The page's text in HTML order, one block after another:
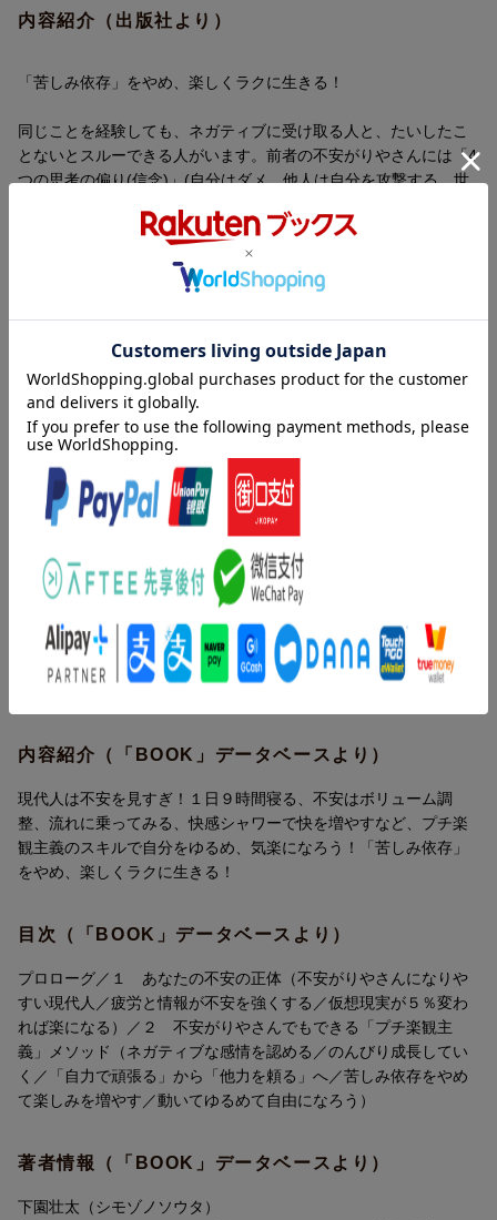
内容紹介（出版社より）
「苦しみ依存」をやめ、楽しくラクに生きる！
同じことを経験しても、ネガティブに受け取る人と、たいしたこ
とないとスルーできる人がいます。前者の不安がりやさんには「4
つの思考の偏り(信念)」(自分はダメ、他人は自分を攻撃する、世
います。かといって、楽観的になるのはリスクを避けられなくな
ると怖く、なぜか罪悪感も覚えてしまう。不安だらけの日々はし
んどく、エネルギーも消耗するため、うつの原因にもなります。
になれるメソッド。性格を変えるのではなく心の「状態」を変
え、過剰不安で消耗しないことを目指します。
「不安はエスカレーションする」「疲労と情報が不安を強くす
る」など不安の正体を知り、「不安はなくそうとせずボリューム
調整」「1日9時間寝る」「自己決定をやめて神頼みしてみる」
「快感シャワーで快を増やす」「苦しみ依存をやめる」などさま
ざまなプチ楽観主義のテクニックを紹介。不安でガチガチの自分
を上手にゆるめ、気楽に自由になりましょう！
内容紹介（JPROより）
「苦しみ依存」をやめ、楽しくラクに生きる！
同じことを経験しても、ネガティブに受け取る人と、たいしたこ
とないとスルーできる人がいます。前者の不安がりやさんには「4
つの思考の偏り(信念)」(自分はダメ、他人は自分を攻撃する、世
の中は搾取的、未来は危険)があり、それに基づいた世界で生きて
います。かといって、楽観的になるのはリスクを避けられなくな
ると怖く、なぜか罪悪感も覚えてしまう。不安だらけの日々はし
んどく、エネルギーも消耗するため、うつの原因にもなります。
プチ楽観主義はそんな不安がりやさんが、ちょっとだけ楽観寄り
になれるメソッド。性格を変えるのではなく心の「状態」を変
「不安はエスカレーションする」「疲労と情報が不安を強くす
調整」「1日9時間寝る」「自己決定をやめて神頼みしてみる」
「快感シャワーで快を増やす」「苦しみ依存をやめる」などさま
ざまなプチ楽観主義のテクニックを紹介。不安でガチガチの自分
を上手にゆるめ、気楽に自由になりましょう！
第3章 仮想現実が5％変われば楽になる
プチ楽観主義1 ネガティブな感情を認める
プチ楽観主義2 のんびり成長していく
プチ楽観主義3 「自力で頑張る」から「他力を頼る」へ
プチ楽観主義4 苦しみ依存をやめて楽しみを増やす
プチ楽観主義5 動いてゆるめて自由になろう
内容紹介（「BOOK」データベースより）
現代人は不安を見すぎ！１日９時間寝る、不安はボリューム調
整、流れに乗ってみる、快感シャワーで快を増やすなど、プチ楽
観主義のスキルで自分をゆるめ、気楽になろう！「苦しみ依存」
をやめ、楽しくラクに生きる！
目次（「BOOK」データベースより）
プロローグ／１ あなたの不安の正体（不安がりやさんになりや
すい現代人／疲労と情報が不安を強くする／仮想現実が５％変わ
れば楽になる）／２ 不安がりやさんでもできる「プチ楽観主
義」メソッド（ネガティブな感情を認める／のんびり成長してい
く／「自力で頑張る」から「他力を頼る」へ／苦しみ依存をやめ
て楽しみを増やす／動いてゆるめて自由になろう）
著者情報（「BOOK」データベースより）
下園壮太（シモゾノソウタ）